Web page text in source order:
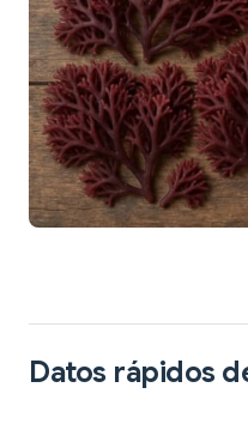
Datos rápidos